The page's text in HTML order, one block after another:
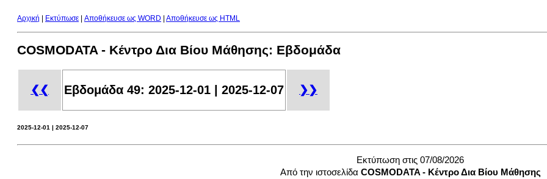
Αρχική Εκτύπωσε Aποθήκευσε ως WORD Aποθήκευσε ως HTML
COSMODATA - Κέντρο Δια Βίου Μάθησης: Eβδομάδα
❮❮ Eβδομάδα 49: 2025-12-01 | 2025-12-07 ❯❯
2025-12-01 | 2025-12-07
Εκτύπωση στις 07/08/2026
Από την ιστοσελίδα COSMODATA - Κέντρο Δια Βίου Μάθησης